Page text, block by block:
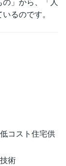
るのです。
コスト住宅供
術